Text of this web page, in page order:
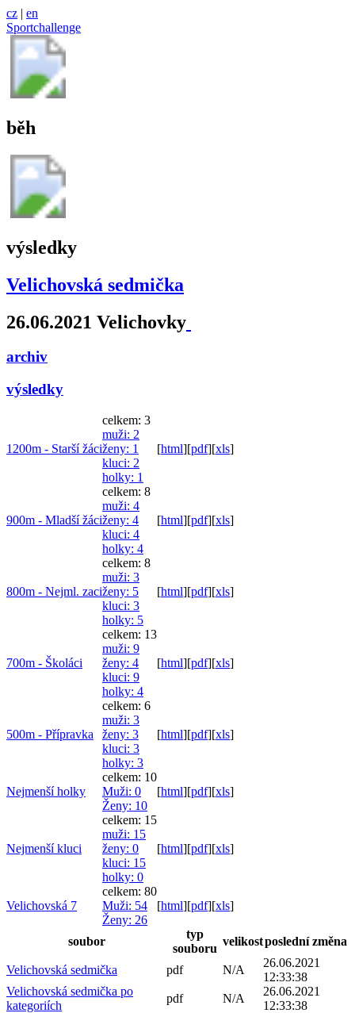
cz | en
Sportchallenge
běh
výsledky
Velichovská sedmička
26.06.2021 Velichovky
archiv
výsledky
1200m - Starší žáci
celkem: 3
muži: 2
ženy: 1
kluci: 2
holky: 1
[html][pdf][xls]
900m - Mladší žáci
celkem: 8
muži: 4
ženy: 4
kluci: 4
holky: 4
[html][pdf][xls]
800m - Nejml. zaci
celkem: 8
muži: 3
ženy: 5
kluci: 3
holky: 5
[html][pdf][xls]
700m - Školáci
celkem: 13
muži: 9
ženy: 4
kluci: 9
holky: 4
[html][pdf][xls]
500m - Přípravka
celkem: 6
muži: 3
ženy: 3
kluci: 3
holky: 3
[html][pdf][xls]
Nejmenší holky
celkem: 10
Muži: 0
Ženy: 10
[html][pdf][xls]
Nejmenší kluci
celkem: 15
muži: 15
ženy: 0
kluci: 15
holky: 0
[html][pdf][xls]
Velichovská 7
celkem: 80
Muži: 54
Ženy: 26
[html][pdf][xls]
soubor
typ
souboru
velikostposlední změna
Velichovská sedmička pdf N/A
26.06.2021
12:33:38
Velichovská sedmička po
kategoriích
pdf N/A
26.06.2021
12:33:38